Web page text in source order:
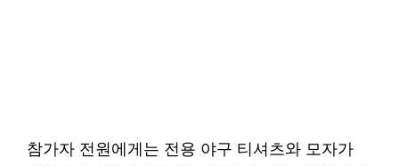
참가자 전원에게는 전용 야구 티셔츠와 모자가